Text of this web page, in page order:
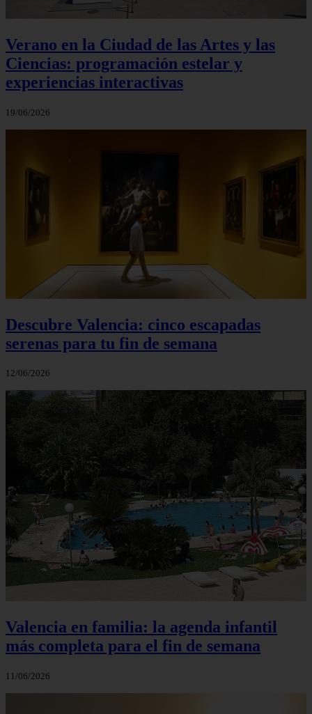
Verano en la Ciudad de las Artes y las
Ciencias: programación estelar y
experiencias interactivas
19/06/2026
Descubre Valencia: cinco escapadas
serenas para tu fin de semana
12/06/2026
Valencia en familia: la agenda infantil
más completa para el fin de semana
11/06/2026